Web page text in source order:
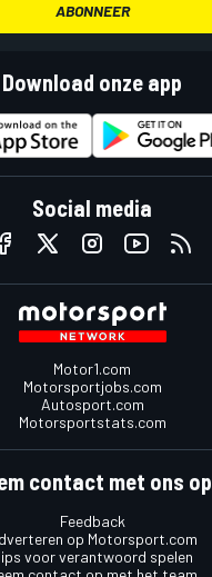
ABONNEER
Download onze app
Social media
Motor1.com
Motorsportjobs.com
Autosport.com
Motorsportstats.com
contact met ons op
Feedback
op Motorsport.com
voor verantwoord spelen